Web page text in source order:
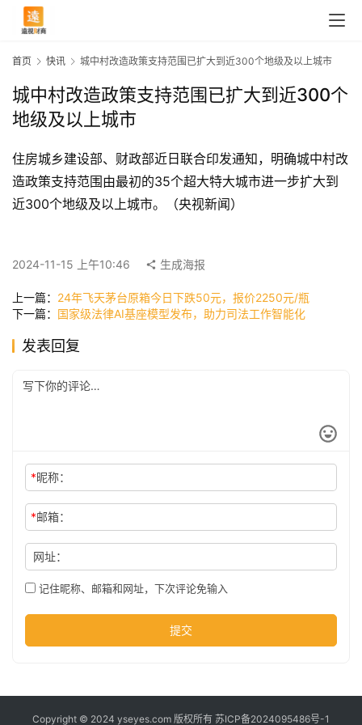
快
公
尚
首页 快讯 城中村改造政策支持范围已扩大到近300个地级及以上城市
城中村改造政策支持范围已扩大到近300个
地级及以上城市
住房城乡建设部、财政部近日联合印发通知，明确城中村改
造政策支持范围由最初的35个超大特大城市进一步扩大到
近300个地级及以上城市。（央视新闻）
2024-11-15 上午10:46 生成海报
上一篇： 24年飞天茅台原箱今日下跌50元，报价2250元/瓶
下一篇： 国家级法律AI基座模型发布，助力司法工作智能化
发表回复
*昵称：
*邮箱：
网址：
记住昵称、邮箱和网址，下次评论免输入
提交
Copyright © 2024 yseyes.com 版权所有 苏ICP备2024095486号-1